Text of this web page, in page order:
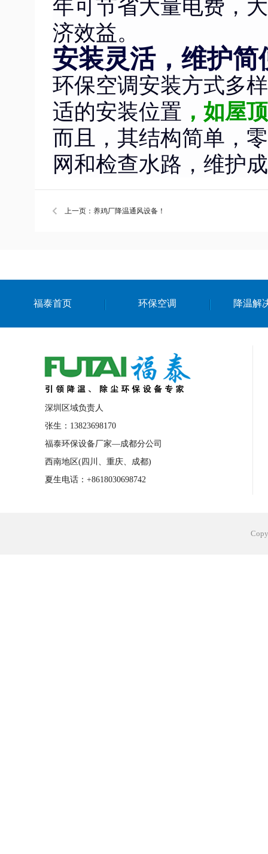
年可节省大量电费，
济效益。
安装灵活，维护简
环保空调安装方式多
适的安装位置 ，如屋
而且，其结构简单，
网和检查水路，维护
上一页：养鸡厂降温通风设备！
福泰首页 环保空调 降温解
深圳区域负责人
张生：13823698170
福泰环保设备厂家—成都分公司
西南地区(四川、重庆、成都)
夏生电话：+8618030698742